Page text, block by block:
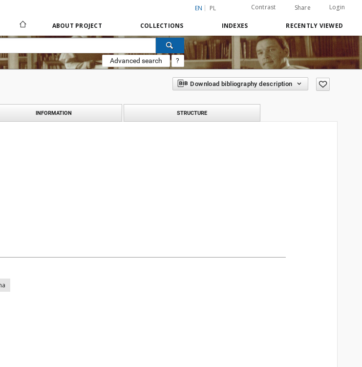
EN PL Contrast Share Login
ABOUT PROJECT COLLECTIONS INDEXES RECENTLY VIEWED
Advanced search ?
Download bibliography description
INFORMATION STRUCTURE